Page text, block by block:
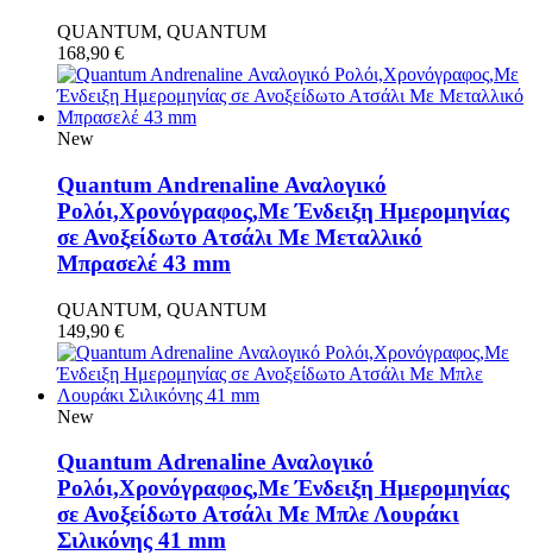
QUANTUM, QUANTUM
168,90 €
New
Quantum Andrenaline Αναλογικό
Ρολόι,Χρονόγραφος,Με Ένδειξη Ημερομηνίας
σε Ανοξείδωτο Ατσάλι Με Μεταλλικό
Μπρασελέ 43 mm
QUANTUM, QUANTUM
149,90 €
New
Quantum Adrenaline Αναλογικό
Ρολόι,Χρονόγραφος,Με Ένδειξη Ημερομηνίας
σε Ανοξείδωτο Ατσάλι Με Μπλε Λουράκι
Σιλικόνης 41 mm